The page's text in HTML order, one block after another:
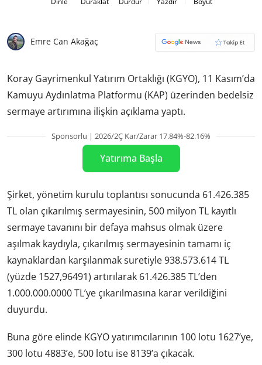
Emre Can Akağaç
Koray Gayrimenkul Yatırım Ortaklığı (KGYO), 11 Kasım’da
Kamuyu Aydınlatma Platformu (KAP) üzerinden bedelsiz
sermaye artırımına ilişkin açıklama yaptı.
Sponsorlu | 2026/2Ç Kar/Zarar 17.84%-82.16%
Yatırıma Başla
Şirket, yönetim kurulu toplantısı sonucunda 61.426.385
TL olan çıkarılmış sermayesinin, 500 milyon TL kayıtlı
sermaye tavanını bir defaya mahsus olmak üzere
aşılmak kaydıyla, çıkarılmış sermayesinin tamamı iç
kaynaklardan karşılanmak suretiyle 938.573.614 TL
(yüzde 1527,96491) artırılarak 61.426.385 TL’den
1.000.000.0000 TL’ye çıkarılmasına karar verildiğini
duyurdu.
Buna göre elinde KGYO yatırımcılarının 100 lotu 1627’ye,
300 lotu 4883’e, 500 lotu ise 8139’a çıkacak.